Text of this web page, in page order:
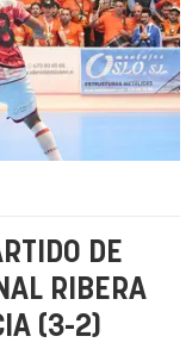
DE
RIBERA
(3-2)